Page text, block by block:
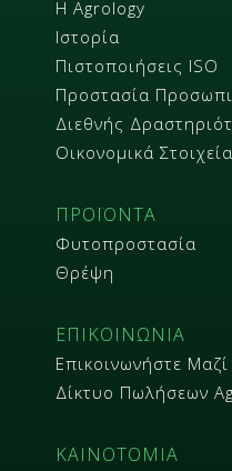
Η Agrology
Ιστορία
Πιστοποιήσεις ISO
Προστασία
Διεθνής
Οικονομικά Στοιχεία
ΠΡΟΪΟΝΤΑ
Φυτοπροστασία
Θρέψη
ΕΠΙΚΟΙΝΩΝΙΑ
Επικοινωνήστε
Δίκτυο Πωλήσεων
ΚΑΙΝΟΤΟΜΙΑ